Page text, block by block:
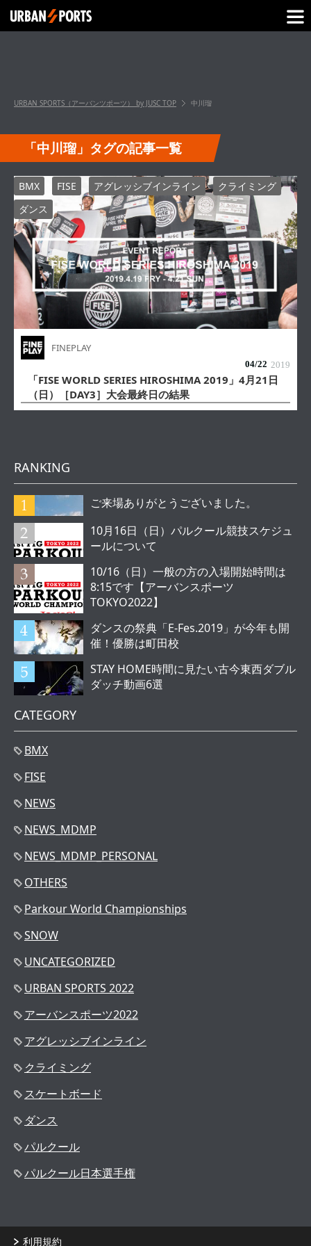
URBAN SPORTS（アーバンツポーツ） by JUSC TOP 中川瑠
「中川瑠」タグの記事一覧
BMX FISE アグレッシブインライン
クライミング
ダンス
FINEPLAY
04/22 2019
「FISE WORLD SERIES HIROSHIMA 2019」4月21日
（日）［DAY3］大会最終日の結果
RANKING
ご来場ありがとうございました。
10月16日（日）パルクール競技スケジュ
ールについて
10/16（日）一般の方の入場開始時間は
8:15です【アーバンスポーツ
TOKYO2022】
ダンスの祭典「E-Fes.2019」が今年も開
催！優勝は町田校
STAY HOME時間に見たい古今東西ダブル
ダッチ動画6選
CATEGORY
BMX
FISE
NEWS
NEWS_MDMP
NEWS_MDMP_PERSONAL
OTHERS
Parkour World Championships
SNOW
UNCATEGORIZED
URBAN SPORTS 2022
アーバンスポーツ2022
アグレッシブインライン
クライミング
スケートボード
ダンス
パルクール
パルクール日本選手権
利用規約